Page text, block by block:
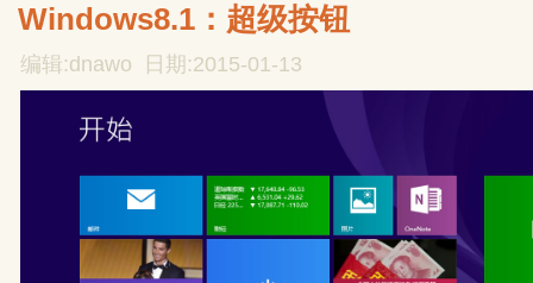
Windows8.1：超级按钮
编辑:dnawo 日期:2015-01-13